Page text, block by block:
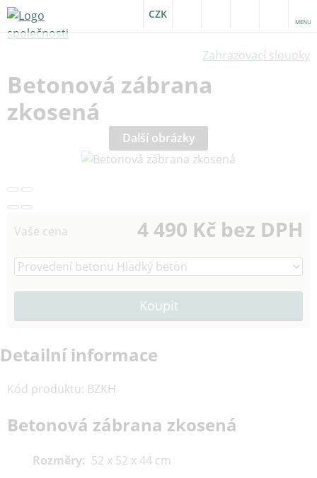
CZK
MENU
Zahrazovací sloupky
Betonová zábrana
zkosená
Další obrázky
Vaše cena 4 490 Kč bez DPH
Detailní informace
Kód produktu: BZKH
Betonová zábrana zkosená
Rozměry: 52 x 52 x 44 cm